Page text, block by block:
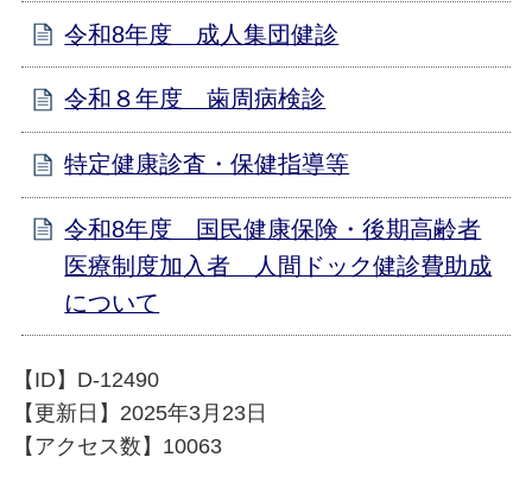
令和8年度 成人集団健診
令和８年度 歯周病検診
特定健康診査・保健指導等
令和8年度 国民健康保険・後期高齢者
医療制度加入者 人間ドック健診費助成
について
【ID】 D-12490
【更新日】 2025年3月23日
【アクセス数】 10063